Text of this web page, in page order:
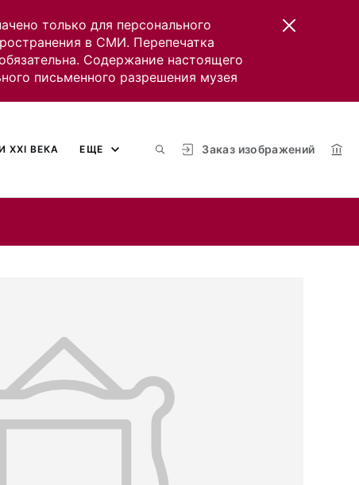
только для персонального
в СМИ. Перепечатка
Содержание настоящего
письменного разрешения музея
Заказ изображений
XXI ВЕКА ЕЩЕ